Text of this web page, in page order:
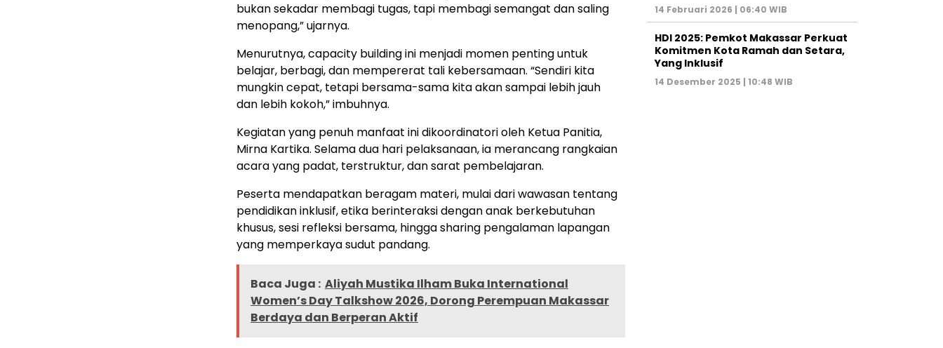
bukan sekadar membagi tugas, tapi membagi semangat dan saling
menopang,” ujarnya.
Menurutnya, capacity building ini menjadi momen penting untuk
belajar, berbagi, dan mempererat tali kebersamaan. “Sendiri kita
mungkin cepat, tetapi bersama-sama kita akan sampai lebih jauh
dan lebih kokoh,” imbuhnya.
Kegiatan yang penuh manfaat ini dikoordinatori oleh Ketua Panitia,
Mirna Kartika. Selama dua hari pelaksanaan, ia merancang rangkaian
acara yang padat, terstruktur, dan sarat pembelajaran.
Peserta mendapatkan beragam materi, mulai dari wawasan tentang
pendidikan inklusif, etika berinteraksi dengan anak berkebutuhan
khusus, sesi refleksi bersama, hingga sharing pengalaman lapangan
yang memperkaya sudut pandang.
Baca Juga : Aliyah Mustika Ilham Buka International
Women’s Day Talkshow 2026, Dorong Perempuan Makassar
Berdaya dan Berperan Aktif
14 Februari 2026 | 06:40 WIB
HDI 2025: Pemkot Makassar Perkuat
Komitmen Kota Ramah dan Setara,
Yang Inklusif
14 Desember 2025 | 10:48 WIB